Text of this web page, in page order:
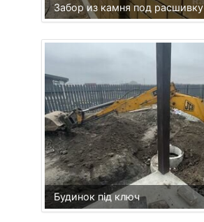
Забор из камня под расшивку
Будинок під ключ